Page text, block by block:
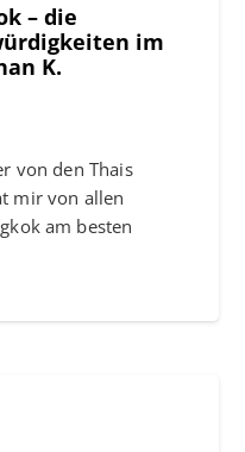
– die
im
K.
von den Thais
mir von allen
am besten